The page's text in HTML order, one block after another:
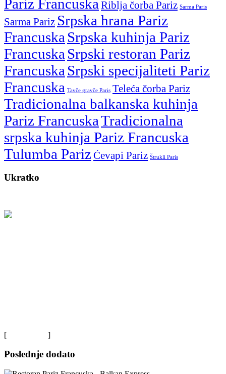
Pariz Francuska Riblja čorba Pariz Sarma Paris
Sarma Pariz Srpska hrana Pariz
Francuska Srpska kuhinja Pariz
Francuska Srpski restoran Pariz
Francuska Srpski specijaliteti Pariz
Francuska Tavče gravče Paris Teleća čorba Pariz
Tradicionalna balkanska kuhinja
Pariz FrancuskaTradicionalna
srpska kuhinja Pariz Francuska
Tulumba Pariz Ćevapi Pariz Štrukli Paris
Ukratko
[ ]
Poslednje dodato